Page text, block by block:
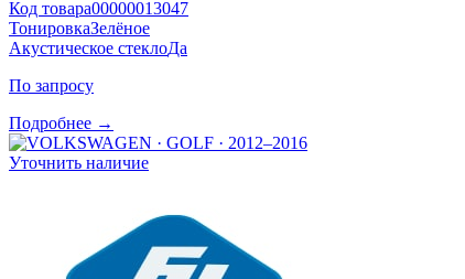
Код товара00000013047
ТонировкаЗелёное
Акустическое стеклоДа
По запросу
Подробнее →
Уточнить наличие